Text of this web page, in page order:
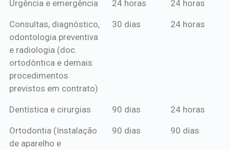
mensal*
de crédito
Urgência e emergência 24 horas 24 horas
Consultas, diagnóstico,
odontologia preventiva
e radiologia (doc.
ortodôntica e demais
procedimentos
previstos em contrato)
30 dias 24 horas
Dentística e cirurgias 90 dias 24 horas
Ortodontia (Instalação
de aparelho e
90 dias 90 dias